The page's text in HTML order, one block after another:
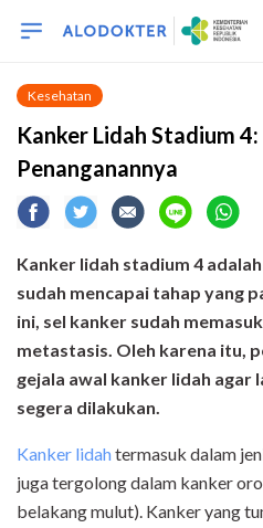
Kesehatan
Kanker Lidah Stadium
Penanganannya
Kanker lidah stadium 4
sudah mencapai tahap yang
ini, sel kanker sudah
metastasis. Oleh karena itu,
gejala awal kanker lidah agar
segera dilakukan.
Kanker lidahtermasuk dalam
juga tergolong dalam kanker
belakang mulut). Kanker yang